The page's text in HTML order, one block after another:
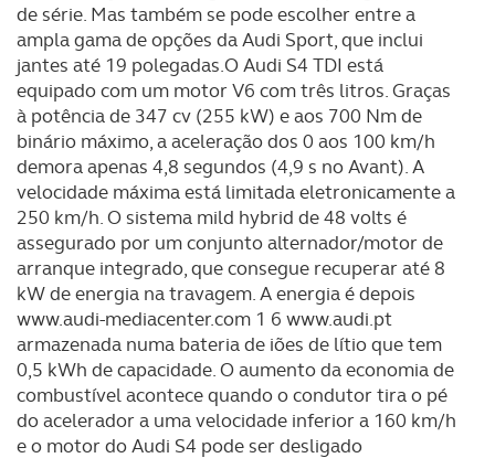
de série. Mas também se pode escolher entre a
ampla gama de opções da Audi Sport, que inclui
jantes até 19 polegadas.O Audi S4 TDI está
equipado com um motor V6 com três litros. Graças
à potência de 347 cv (255 kW) e aos 700 Nm de
binário máximo, a aceleração dos 0 aos 100 km/h
demora apenas 4,8 segundos (4,9 s no Avant). A
velocidade máxima está limitada eletronicamente a
250 km/h. O sistema mild hybrid de 48 volts é
assegurado por um conjunto alternador/motor de
arranque integrado, que consegue recuperar até 8
kW de energia na travagem. A energia é depois
www.audi-mediacenter.com 1 6 www.audi.pt
armazenada numa bateria de iões de lítio que tem
0,5 kWh de capacidade. O aumento da economia de
combustível acontece quando o condutor tira o pé
do acelerador a uma velocidade inferior a 160 km/h
e o motor do Audi S4 pode ser desligado